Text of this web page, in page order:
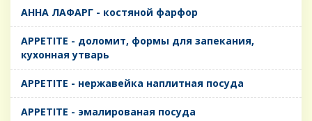
AHHA ЛАФАРГ - костяной фарфор
APPETITE - доломит, формы для запекания,
кухонная утварь
APPETITE - нержавейка наплитная посуда
APPETITE - эмалированая посуда